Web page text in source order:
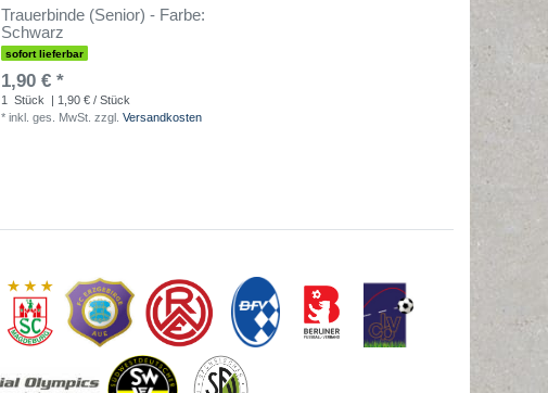
Trauerbinde (Senior) - Farbe:
Schwarz
sofort lieferbar
1,90 € *
1 Stück
| 1,90 € / Stück
* inkl. ges. MwSt. zzgl. Versandkosten